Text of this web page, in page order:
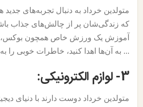
متولدین خرداد به دنبال تجربه‌های
که زندگی‌شان پر از چالش‌های جذاب
آموزش یک ورزش خاص همچون بوکس،
... به آن‌ها اهدا کنید، خاطرات خوبی را
3- لوازم الکترونیکی:
متولدین خرداد دوست دارند با دنیای